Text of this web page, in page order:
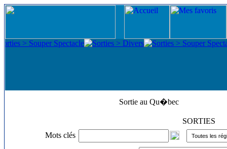
Sortie au Qu�bec
SORTIES
Mots clés